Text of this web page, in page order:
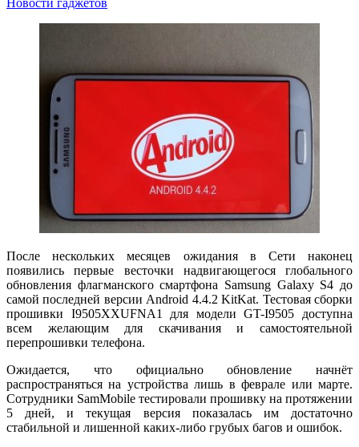
Новости гаджетов
После нескольких месяцев ожидания в Сети наконец
появились первые весточки надвигающегося глобального
обновления флагманского смартфона Samsung Galaxy S4 до
самой последней версии Android 4.4.2 KitKat. Тестовая сборки
прошивки I9505XXUFNA1 для модели GT-I9505 доступна
всем желающим для скачивания и самостоятельной
перепрошивки телефона.
Ожидается, что официально обновление начнёт
распространяться на устройства лишь в феврале или марте.
Сотрудники SamMobile тестировали прошивку на протяжении
5 дней, и текущая версия показалась им достаточно
стабильной и лишенной каких-либо грубых багов и ошибок.